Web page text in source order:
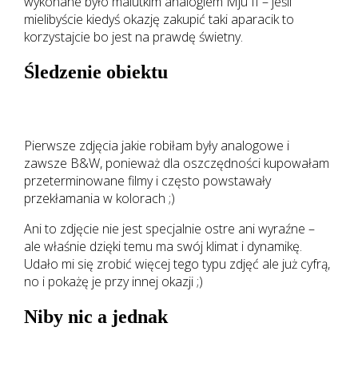
mielibyście kiedyś okazję zakupić taki aparacik to
korzystajcie bo jest na prawdę świetny.
Śledzenie obiektu
Pierwsze zdjęcia jakie robiłam były analogowe i
zawsze B&W, ponieważ dla oszczędności kupowałam
przeterminowane filmy i często powstawały
przekłamania w kolorach ;)
Ani to zdjęcie nie jest specjalnie ostre ani wyraźne –
ale właśnie dzięki temu ma swój klimat i dynamikę.
Udało mi się zrobić więcej tego typu zdjęć ale już cyfrą,
no i pokażę je przy innej okazji ;)
Niby nic a jednak